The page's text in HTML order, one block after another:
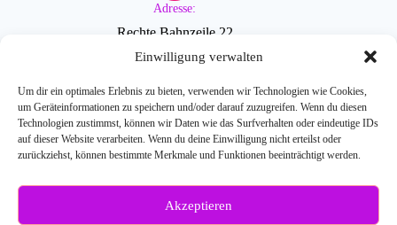
Einwilligung verwalten
Um dir ein optimales Erlebnis zu bieten, verwenden wir Technologien wie Cookies,
um Geräteinformationen zu speichern und/oder darauf zuzugreifen. Wenn du diesen
Technologien zustimmst, können wir Daten wie das Surfverhalten oder eindeutige IDs
auf dieser Website verarbeiten. Wenn du deine Einwilligung nicht erteilst oder
zurückziehst, können bestimmte Merkmale und Funktionen beeinträchtigt werden.
Akzeptieren
Adresse:
Rechte Bahnzeile 22
Öffnungszeiten: